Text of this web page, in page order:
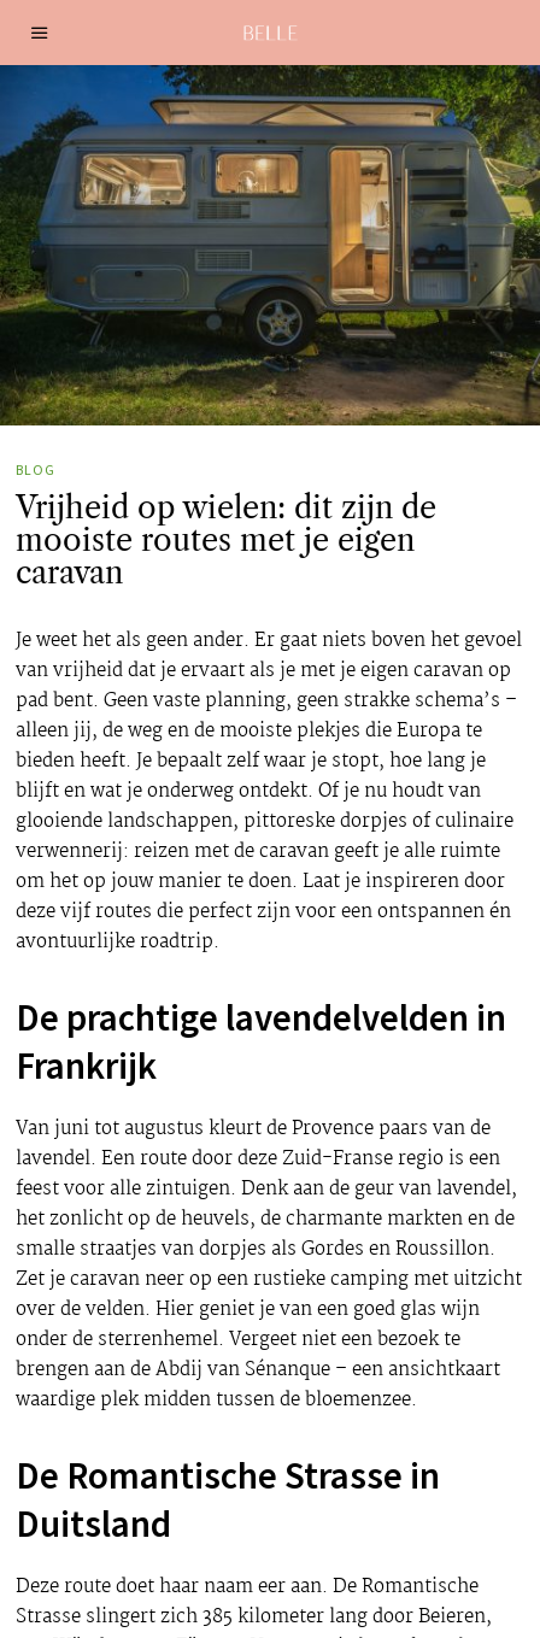
BLOG
Vrijheid op wielen: dit zijn de
mooiste routes met je eigen
caravan
Je weet het als geen ander. Er gaat niets boven het gevoel
van vrijheid dat je ervaart als je met je eigen caravan op
pad bent. Geen vaste planning, geen strakke schema’s –
alleen jij, de weg en de mooiste plekjes die Europa te
bieden heeft. Je bepaalt zelf waar je stopt, hoe lang je
blijft en wat je onderweg ontdekt. Of je nu houdt van
glooiende landschappen, pittoreske dorpjes of culinaire
verwennerij: reizen met de caravan geeft je alle ruimte
om het op jouw manier te doen. Laat je inspireren door
deze vijf routes die perfect zijn voor een ontspannen én
avontuurlijke roadtrip.
De prachtige lavendelvelden in
Frankrijk
Van juni tot augustus kleurt de Provence paars van de
lavendel. Een route door deze Zuid-Franse regio is een
feest voor alle zintuigen. Denk aan de geur van lavendel,
het zonlicht op de heuvels, de charmante markten en de
smalle straatjes van dorpjes als Gordes en Roussillon.
Zet je caravan neer op een rustieke camping met uitzicht
over de velden. Hier geniet je van een goed glas wijn
onder de sterrenhemel. Vergeet niet een bezoek te
brengen aan de Abdij van Sénanque – een ansichtkaart
waardige plek midden tussen de bloemenzee.
De Romantische Strasse in
Duitsland
Deze route doet haar naam eer aan. De Romantische
Strasse slingert zich 385 kilometer lang door Beieren,